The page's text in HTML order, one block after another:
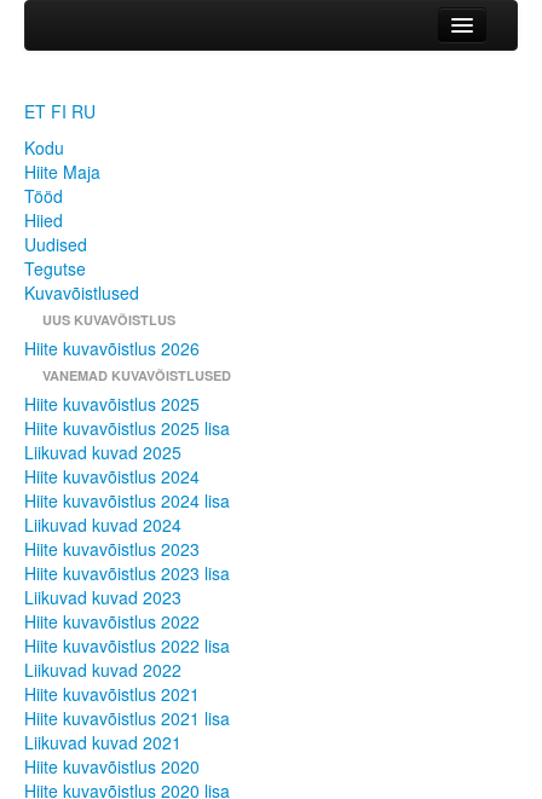
Hiite Maja
Tööd
Uudised
Tegutse
Kuvavõistlused
UUS KUVAVÕISTLUS
Hiite kuvavõistlus 2026
VANEMAD KUVAVÕISTLUSED
Hiite kuvavõistlus 2025
Hiite kuvavõistlus 2025 lisa
Liikuvad kuvad 2025
Hiite kuvavõistlus 2024
Hiite kuvavõistlus 2024 lisa
Liikuvad kuvad 2024
Hiite kuvavõistlus 2023
Hiite kuvavõistlus 2023 lisa
Liikuvad kuvad 2023
Hiite kuvavõistlus 2022
Hiite kuvavõistlus 2022 lisa
Liikuvad kuvad 2022
Hiite kuvavõistlus 2021
Hiite kuvavõistlus 2021 lisa
ET FI RU
Kodu
Hiite Maja
Tööd
Hiied
Uudised
Tegutse
Kuvavõistlused
UUS KUVAVÕISTLUS
Hiite kuvavõistlus 2026
VANEMAD KUVAVÕISTLUSED
Hiite kuvavõistlus 2025
Hiite kuvavõistlus 2025 lisa
Liikuvad kuvad 2025
Hiite kuvavõistlus 2024
Hiite kuvavõistlus 2024 lisa
Liikuvad kuvad 2024
Hiite kuvavõistlus 2023
Hiite kuvavõistlus 2023 lisa
Liikuvad kuvad 2023
Hiite kuvavõistlus 2022
Hiite kuvavõistlus 2022 lisa
Liikuvad kuvad 2022
Hiite kuvavõistlus 2021
Hiite kuvavõistlus 2021 lisa
Liikuvad kuvad 2021
Hiite kuvavõistlus 2020
Hiite kuvavõistlus 2020 lisa